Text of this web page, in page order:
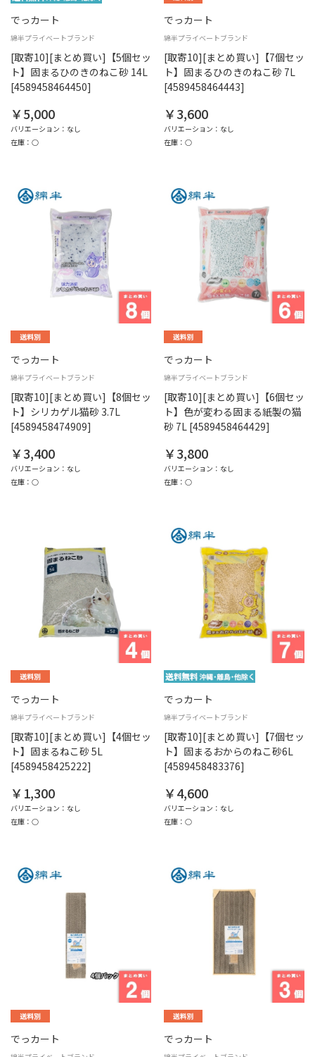
でっカート
綿半プライベートブランド
[取寄10][まとめ買い]【5個セッ
ト】固まるひのきのねこ砂 14L
[4589458464450]
￥5,000
バリエーション：なし
在庫：○
でっカート
綿半プライベートブランド
[取寄10][まとめ買い]【7個セッ
ト】固まるひのきのねこ砂 7L
[4589458464443]
￥3,600
バリエーション：なし
在庫：○
でっカート
綿半プライベートブランド
[取寄10][まとめ買い]【8個セッ
ト】シリカゲル猫砂 3.7L
[4589458474909]
￥3,400
バリエーション：なし
在庫：○
でっカート
綿半プライベートブランド
[取寄10][まとめ買い]【6個セッ
ト】色が変わる固まる紙製の猫
砂 7L [4589458464429]
￥3,800
バリエーション：なし
在庫：○
でっカート
綿半プライベートブランド
[取寄10][まとめ買い]【4個セッ
ト】固まるねこ砂 5L
[4589458425222]
￥1,300
バリエーション：なし
在庫：○
でっカート
綿半プライベートブランド
[取寄10][まとめ買い]【7個セッ
ト】固まるおからのねこ砂6L
[4589458483376]
￥4,600
バリエーション：なし
在庫：○
でっカート でっカート